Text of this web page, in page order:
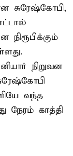
சுரேஷ்கோபி,
நிரூபிக்கும்
நிறுவன
வந்த
நேரம் காத்தி